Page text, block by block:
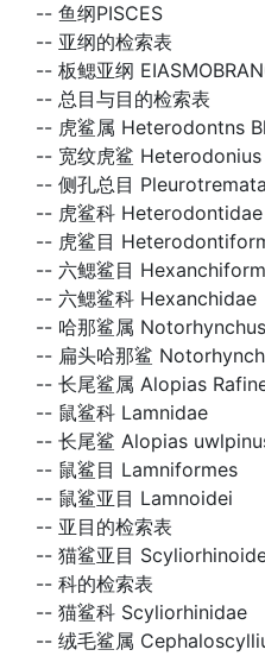
-- 鱼纲PISCES
-- 亚纲的检索表
-- 板鳃亚纲
-- 总目与目的检索表
-- 虎鲨属 Heterodontns
-- 宽纹虎鲨
-- 侧孔总目 Pleurotremata
-- 虎鲨科 Heterodontidae
-- 虎鲨目
-- 六鳃鲨目
-- 六鳃鲨科 Hexanchidae
-- 哈那鲨属
-- 扁头哈那鲨
-- 长尾鲨属 Alopias
-- 鼠鲨科 Lamnidae
-- 长尾鲨 Alopias
-- 鼠鲨目 Lamniformes
-- 鼠鲨亚目 Lamnoidei
-- 亚目的检索表
-- 猫鲨亚目
-- 科的检索表
-- 猫鲨科 Scyliorhinidae
-- 绒毛鲨属